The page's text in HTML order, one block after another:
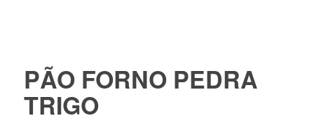
PÃO FORNO PEDRA
TRIGO